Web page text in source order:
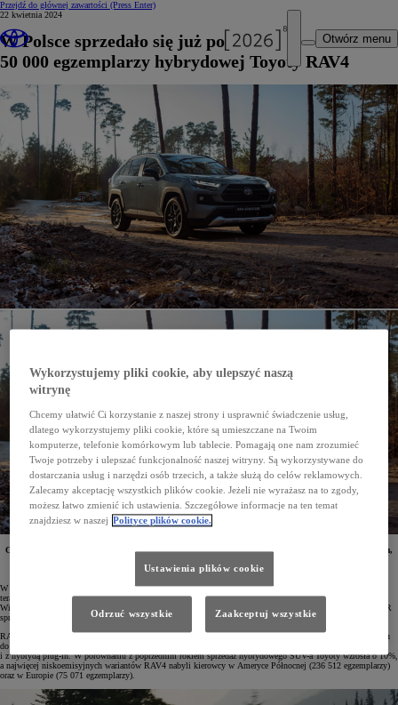
Przejdź do głównej zawartości (Press Enter)
Otwórz menu
22 kwietnia 2024
W Polsce sprzedało się już ponad
50 000 egzemplarzy hybrydowej Toyoty RAV4
Od czasu, gdy w kwietniu 2016 roku zadebiutowała w Polsce Toyota RAV4 z napędem hybrydowym,
dostępny wyłącznie z napędami zelektryfikowanymi.
W Polsce sprzedaż hybrydowej Toyoty RAV4 przekroczyła już 50 tysięcy egzemplarzy, a dokładnie wynosi
teraz 50 100 aut. To trzeci model marki z tego typu napędem, który zdobył tak duże uznanie wśród klientów.
Wiodącą pozycję w Polsce utrzymuje Corolla (79 376 egzemplarzy), a druga w tym zestawieniu Toyota C-HR
sprzedała się w liczbie 53 753 egzemplarzy.
RAV4 jest liderem w segmencie elektryfikowanych pojazdów Toyoty na całym świecie. W samym 2023 roku
do klientów na wszystkich rynkach trafiło aż 408 919 egzemplarzy RAV4 zarówno w wersji hybrydowej, jak
i z hybrydą plug-in. W porównaniu z poprzednim rokiem sprzedaż hybrydowego SUV-a Toyoty wzrosła o 10%,
a najwięcej niskoemisyjnych wariantów RAV4 nabyli kierowcy w Ameryce Północnej (236 512 egzemplarzy)
oraz w Europie (75 071 egzemplarzy).
Wykorzystujemy pliki cookie, aby ulepszyć naszą
witrynę
Chcemy ułatwić Ci korzystanie z naszej strony i usprawnić świadczenie usług,
dlatego wykorzystujemy pliki cookie, które są umieszczane na Twoim
komputerze, telefonie komórkowym lub tablecie. Pomagają one nam zrozumieć
Twoje potrzeby i ulepszać funkcjonalność naszej witryny. Są wykorzystywane do
dostarczania usług i narzędzi osób trzecich, a także służą do celów reklamowych.
Zalecamy akceptację wszystkich plików cookie. Jeżeli nie wyrażasz na to zgody,
możesz łatwo zmienić ich ustawienia. Szczegółowe informacje na ten temat
znajdziesz w naszej Polityce plików cookie.
Ustawienia plików cookie
Odrzuć wszystkie Zaakceptuj wszystkie